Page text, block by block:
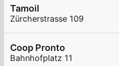
Tamoil
Zürcherstrasse 109
Coop Pronto
Bahnhofplatz 11